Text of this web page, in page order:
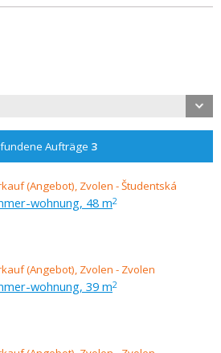
Aufträge 3
wohnung, 48 m2
wohnung, 39 m2